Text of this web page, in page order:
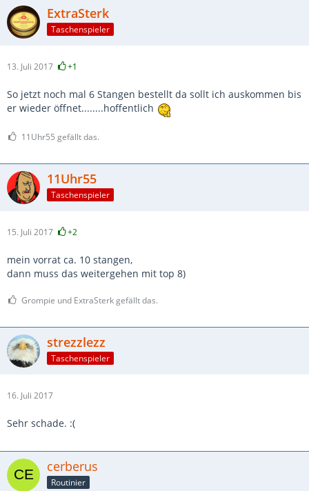
ExtraSterk
Taschenspieler
13. Juli 2017 +1
So jetzt noch mal 6 Stangen bestellt da sollt ich auskommen bis
er wieder öffnet........hoffentlich
11Uhr55 gefällt das.
11Uhr55
Taschenspieler
15. Juli 2017 +2
mein vorrat ca. 10 stangen,
dann muss das weitergehen mit top 8)
Grompie und ExtraSterk gefällt das.
strezzlezz
Taschenspieler
16. Juli 2017
Sehr schade. :(
cerberus
Routinier